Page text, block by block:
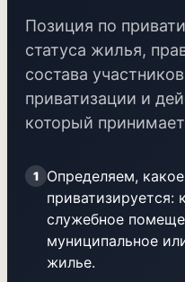
Позиция по
статуса жилья,
состава
приватизации и
который
1
Определяем,
приватизируется:
служебное
муниципальное
жилье.